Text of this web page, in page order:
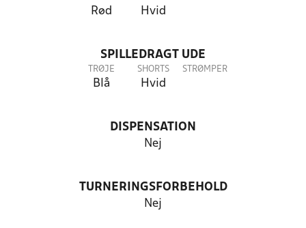
Rød Hvid
SPILLEDRAGT UDE
TRØJE
Blå
SHORTS
Hvid
STRØMPER
DISPENSATION
Nej
TURNERINGSFORBEHOLD
Nej